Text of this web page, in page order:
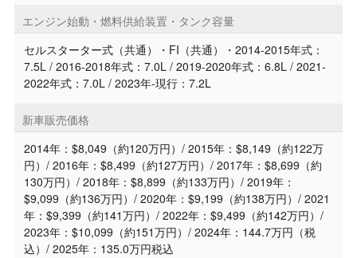
エンジン始動・燃料供給装置・タンク容量
セルスターター式（共通）・FI（共通）・2014-2015年式：
7.5L / 2016-2018年式：7.0L / 2019-2020年式：6.8L / 2021-
2022年式：7.0L / 2023年-現行：7.2L
新車販売価格
2014年：$8,049（約120万円）/ 2015年：$8,149（約122万
円）/ 2016年：$8,499（約127万円）/ 2017年：$8,699（約
130万円）/ 2018年：$8,899（約133万円）/ 2019年：
$9,099（約136万円）/ 2020年：$9,199（約138万円）/ 2021
年：$9,399（約141万円）/ 2022年：$9,499（約142万円）/
2023年：$10,099（約151万円）/ 2024年：144.7万円（税
込）/ 2025年：135.0万円税込